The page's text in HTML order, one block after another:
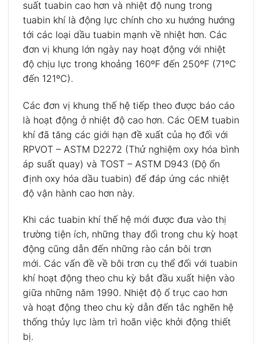
suất tuabin cao hơn và nhiệt độ nung trong
tuabin khí là động lực chính cho xu hướng hướng
tới các loại dầu tuabin mạnh về nhiệt hơn. Các
đơn vị khung lớn ngày nay hoạt động với nhiệt
độ chịu lực trong khoảng 160ºF đến 250ºF (71ºC
đến 121ºC).
Các đơn vị khung thế hệ tiếp theo được báo cáo
là hoạt động ở nhiệt độ cao hơn. Các OEM tuabin
khí đã tăng các giới hạn đề xuất của họ đối với
RPVOT – ASTM D2272 (Thử nghiệm oxy hóa bình
áp suất quay) và TOST – ASTM D943 (Độ ổn
định oxy hóa dầu tuabin) để đáp ứng các nhiệt
độ vận hành cao hơn này.
Khi các tuabin khí thế hệ mới được đưa vào thị
trường tiện ích, những thay đổi trong chu kỳ hoạt
động cũng dẫn đến những rào cản bôi trơn
mới. Các vấn đề về bôi trơn cụ thể đối với tuabin
khí hoạt động theo chu kỳ bắt đầu xuất hiện vào
giữa những năm 1990. Nhiệt độ ổ trục cao hơn
và hoạt động theo chu kỳ dẫn đến tắc nghẽn hệ
thống thủy lực làm trì hoãn việc khởi động thiết
bị.